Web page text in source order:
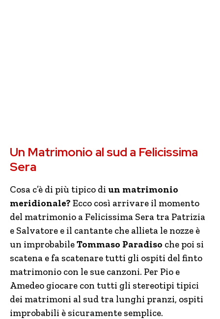
Un Matrimonio al sud a Felicissima
Sera
Cosa c’è di più tipico di un matrimonio
meridionale? Ecco così arrivare il momento
del matrimonio a Felicissima Sera tra Patrizia
e Salvatore e il cantante che allieta le nozze è
un improbabileTommaso Paradiso che poi si
scatena e fa scatenare tutti gli ospiti del finto
matrimonio con le sue canzoni. Per Pio e
Amedeo giocare con tutti gli stereotipi tipici
dei matrimoni al sud tra lunghi pranzi, ospiti
improbabili è sicuramente semplice.